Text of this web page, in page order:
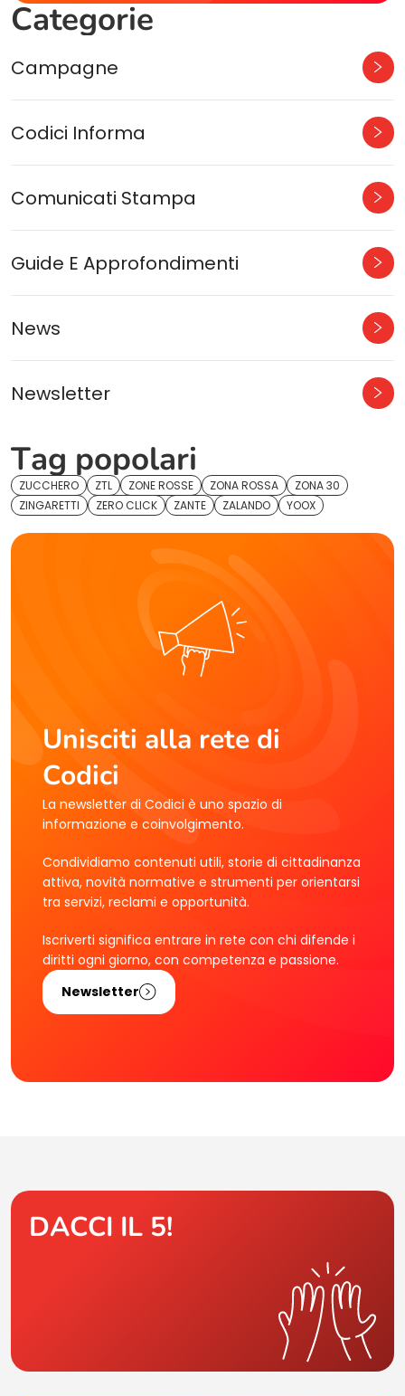
Categorie
Campagne
Codici Informa
Comunicati Stampa
Guide E Approfondimenti
News
Newsletter
Tag popolari
ZUCCHERO ZTL ZONE ROSSE ZONA ROSSA
ZONA 30
ZINGARETTI
ZERO CLICK ZANTE ZALANDO YOOX
Unisciti alla rete di
Codici
La newsletter di Codici è uno spazio di
informazione e coinvolgimento.
Condividiamo contenuti utili, storie di cittadinanza
attiva, novità normative e strumenti per orientarsi
tra servizi, reclami e opportunità.
Iscriverti significa entrare in rete con chi difende i
diritti ogni giorno, con competenza e passione.
Newsletter
DACCI IL 5!